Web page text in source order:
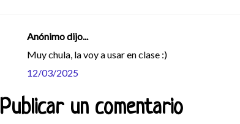
Anónimo dijo...
Muy chula, la voy a usar en clase :)
12/03/2025
Publicar un comentario